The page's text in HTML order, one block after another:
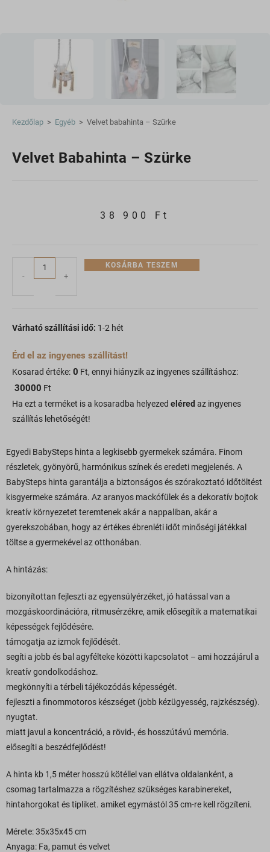
Kezdőlap > Egyéb > Velvet babahinta – Szürke
Velvet Babahinta – Szürke
38 900 Ft
- +
KOSÁRBA TESZEM
Várható szállítási idő: 1-2 hét
Érd el az ingyenes szállítást!
Kosarad értéke: 0 Ft, ennyi hiányzik az ingyenes szállításhoz:
30000 Ft
Ha ezt a terméket is a kosaradba helyezed eléred az ingyenes
szállítás lehetőségét!
Egyedi BabySteps hinta a legkisebb gyermekek számára. Finom
részletek, gyönyörű, harmónikus színek és eredeti megjelenés. A
BabySteps hinta garantálja a biztonságos és szórakoztató időtöltést
kisgyermeke számára. Az aranyos mackófülek és a dekoratív bojtok
kreatív környezetet teremtenek akár a nappaliban, akár a
gyerekszobában, hogy az értékes ébrenléti időt minőségi játékkal
töltse a gyermekével az otthonában.
A hintázás:
bizonyítottan fejleszti az egyensúlyérzéket, jó hatással van a
mozgáskoordinációra, ritmusérzékre, amik elősegítik a matematikai
képességek fejlődésére.
támogatja az izmok fejlődését.
segíti a jobb és bal agyfélteke közötti kapcsolatot – ami hozzájárul a
kreatív gondolkodáshoz.
megkönnyíti a térbeli tájékozódás képességét.
fejleszti a finommotoros készséget (jobb kézügyesség, rajzkészség).
nyugtat.
miatt javul a koncentráció, a rövid-, és hosszútávú memória.
elősegíti a beszédfejlődést!
A hinta kb 1,5 méter hosszú kötéllel van ellátva oldalanként, a
csomag tartalmazza a rögzítéshez szükséges karabinereket,
hintahorgokat és tipliket. amiket egymástól 35 cm-re kell rögzíteni.
Mérete: 35x35x45 cm
Anyaga: Fa, pamut és velvet